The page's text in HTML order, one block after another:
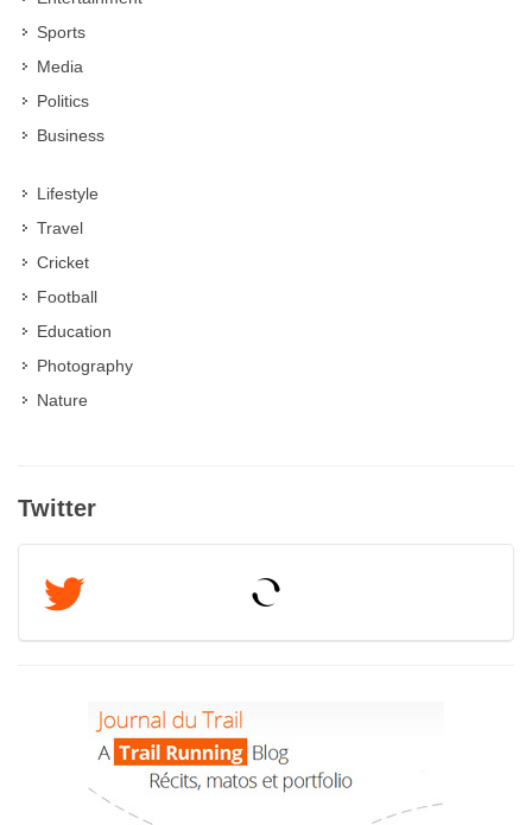
Sports
Media
Politics
Business
Lifestyle
Travel
Cricket
Football
Education
Photography
Nature
Twitter